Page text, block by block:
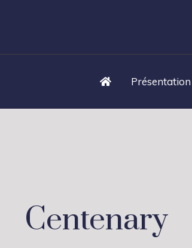
Présentation
Centenary